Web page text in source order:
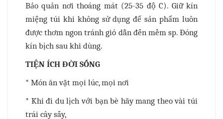
Bảo quản nơi thoáng mát (25-35 độ C). Giữ kín
miệng túi khi không sử dụng để sản phẩm luôn
được thơm ngon tránh gió dẫn đến mềm sp. Đóng
kín bịch sau khi dùng.
TIỆN ÍCH ĐỜI SỐNG
* Món ăn vặt mọi lúc, mọi nơi
* Khi đi du lịch với bạn bè hãy mang theo vài túi
trái cây sấy,